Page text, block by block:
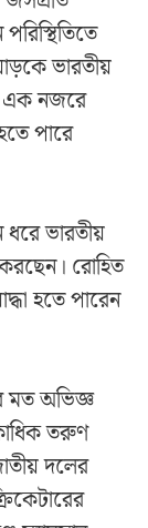
ভারতীয়
এক নজরে
পারে
ধরে ভারতীয়
রোহিত
হতে পারেন
মত অভিজ্ঞ
তরুণ
দলের